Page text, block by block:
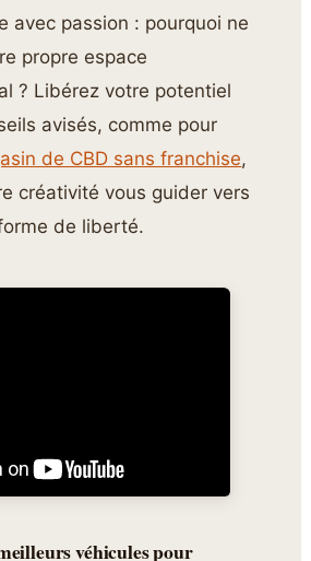
avec passion : pourquoi ne
propre espace
? Libérez votre potentiel
avisés, comme pour
de CBD sans franchise,
créativité vous guider vers
de liberté.
véhicules pour